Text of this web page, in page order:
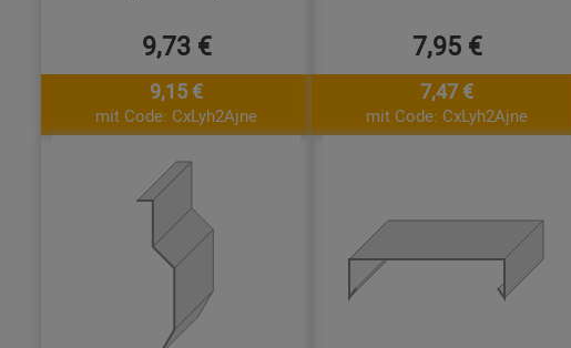
9,73 €
9,15 €
mit Code: CxLyh2Ajne
7,95 €
7,47 €
mit Code: CxLyh2Ajne